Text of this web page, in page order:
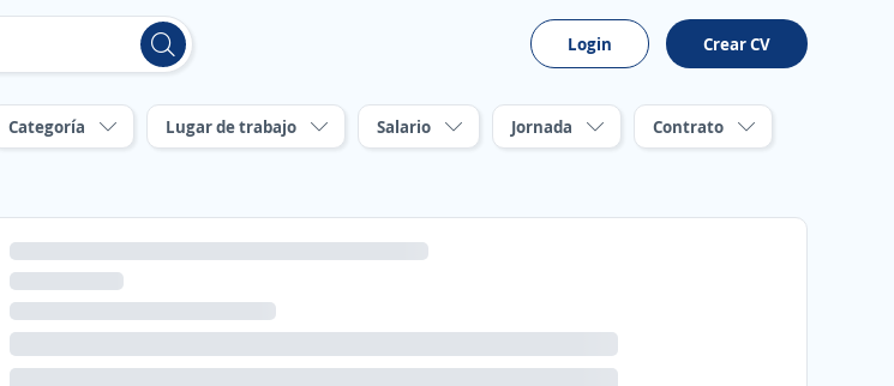
Login Crear CV
Categoría Lugar de trabajo Salario Jornada Contrato